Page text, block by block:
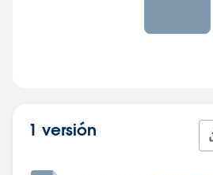
1 versión